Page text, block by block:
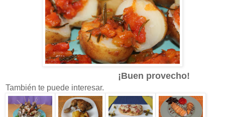
¡Buen provecho!
También te puede interesar.